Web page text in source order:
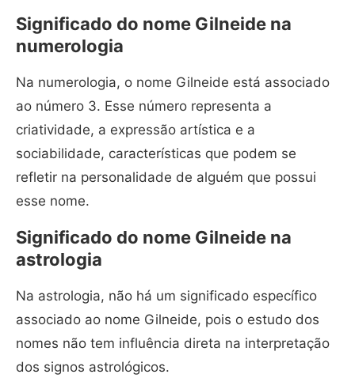
Significado do nome Gilneide na
numerologia
Na numerologia, o nome Gilneide está associado
ao número 3. Esse número representa a
criatividade, a expressão artística e a
sociabilidade, características que podem se
refletir na personalidade de alguém que possui
esse nome.
Significado do nome Gilneide na
astrologia
Na astrologia, não há um significado específico
associado ao nome Gilneide, pois o estudo dos
nomes não tem influência direta na interpretação
dos signos astrológicos.